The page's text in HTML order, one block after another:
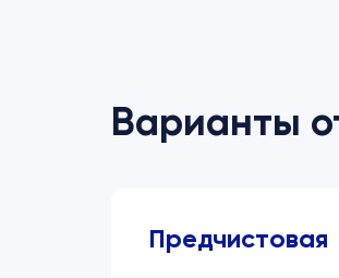
Варианты
Предчистовая